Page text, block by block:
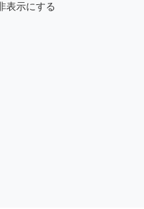
表示にする